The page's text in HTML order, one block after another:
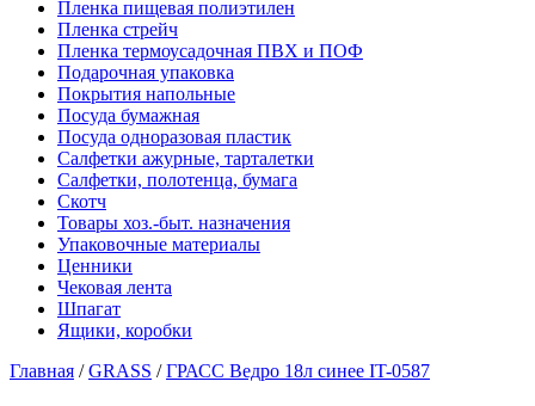
Пленка пищевая полиэтилен
Пленка стрейч
Пленка термоусадочная ПВХ и ПОФ
Подарочная упаковка
Покрытия напольные
Посуда бумажная
Посуда одноразовая пластик
Салфетки ажурные, тарталетки
Салфетки, полотенца, бумага
Скотч
Товары хоз.-быт. назначения
Упаковочные материалы
Ценники
Чековая лента
Шпагат
Ящики, коробки
Главная /GRASS /ГРАСС Ведро 18л синее IT-0587